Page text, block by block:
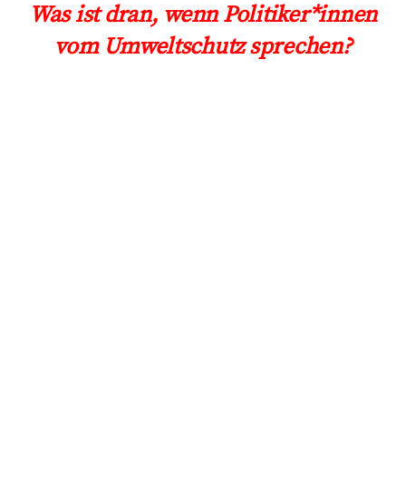
Was ist dran, wenn Politiker*innen
vom Umweltschutz sprechen?